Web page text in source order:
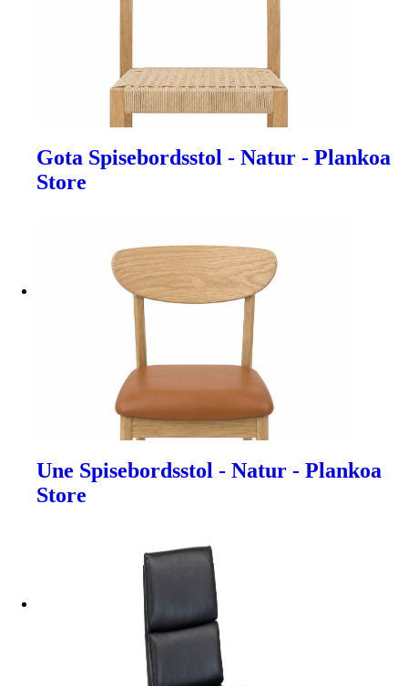
Gota Spisebordsstol - Natur - Plankoa
Store
Une Spisebordsstol - Natur - Plankoa
Store